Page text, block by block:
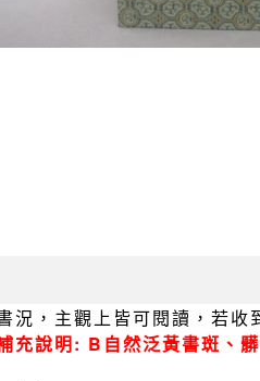
況，主觀上皆可閱讀，若收
充說明: B自然泛黃書斑、髒